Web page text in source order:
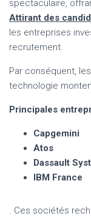
spectaculaire,
Attirant des
les entreprises
recrutement.
Par conséquent,
technologie
Principales
Capgemini
Atos
Dassault
IBM France
. Ces sociétés